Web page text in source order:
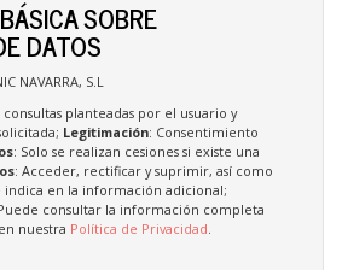
SOBRE
DATOS
NAVARRA, S.L
consultas planteadas por el usuario y
Legitimación: Consentimiento
: Solo se realizan cesiones si existe una
: Acceder, rectificar y suprimir, así como
indica en la información adicional;
consultar la información completa
nuestra Política de Privacidad.